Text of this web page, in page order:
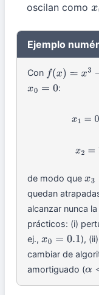
oscilan como x
Ejemplo
Con f(x)= x3−2x +
x0 =0 :
1=
x
de modo quex3
quedan
alcanzar nunca
prácticos: (i)
ej.,x0 =0.1
),
cambiar de
amortiguado (α<